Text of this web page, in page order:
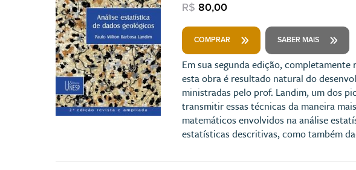
R$ 80,00
COMPRAR SABER MAIS
Em sua segunda edição,
esta obra é resultado natural do
ministradas pelo prof. Landim, um dos
transmitir essas técnicas da maneira
matemáticos envolvidos na análise
estatísticas descritivas, como também